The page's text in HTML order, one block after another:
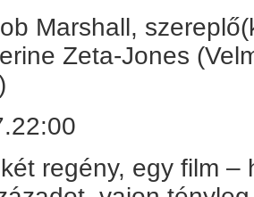
Marshall,
Zeta-Jones
regény, egy film